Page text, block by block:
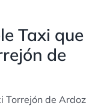
Taxi que
de
Torrejón de Ardoz